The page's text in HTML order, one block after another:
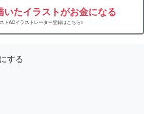
いたイラストがお金になる
トACイラストレーター登録はこちら>
する